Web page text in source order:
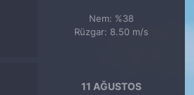
Nem: %38
Rüzgar: 8.50 m/s
11 AĞUSTOS